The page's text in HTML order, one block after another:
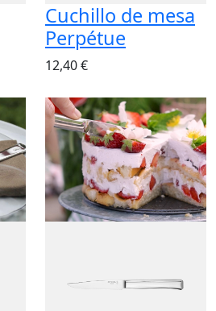
Cuchillo de mesa
Perpétue
12,40 €